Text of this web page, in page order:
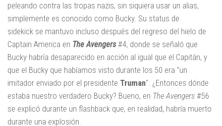
peleando contra las tropas nazis, sin siquiera usar un alias,
simplemente es conocido como Bucky. Su status de
sidekick se mantuvo incluso después del regreso del hielo de
Captain America en The Avengers#4, donde se señaló que
Bucky habría desaparecido en acción al igual que el Capitán, y
que el Bucky que habíamos visto durante los 50 era "un
imitador enviado por el presidente Truman". ¿Entonces dónde
estaba nuestro verdadero Bucky? Bueno, en The Avengers #56
se explicó durante un flashback que, en realidad, habría muerto
durante una explosión.